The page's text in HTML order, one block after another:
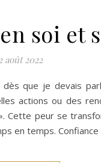
soi et
août 2022
que je devais
actions ou des
Cette peur se
en temps.